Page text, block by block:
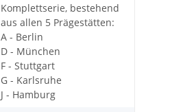
Komplettserie, bestehend
aus allen 5 Prägestätten:
A - Berlin
D - München
F - Stuttgart
G - Karlsruhe
J - Hamburg